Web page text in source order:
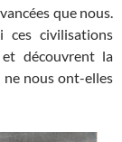
que nous.
ces civilisations
et découvrent la
nous ont-elles